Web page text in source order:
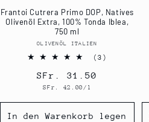
Frantoi Cutrera Primo DOP, Natives
Olivenöl Extra, 100% Tonda Iblea,
750 ml
Anbieter:
OLIVENÖL ITALIEN
(3)
Normaler
Preis
SFr. 31.50
Grundpreis
SFr. 42.00/l
In den Warenkorb legen